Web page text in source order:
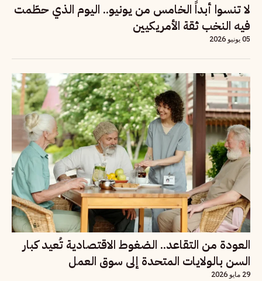
لا تنسوا أبداً الخامس من يونيو.. اليوم الذي حطّمت
فيه النخب ثقة الأمريكيين
05 يونيو 2026
العودة من التقاعد.. الضغوط الاقتصادية تُعيد كبار
السن بالولايات المتحدة إلى سوق العمل
29 مايو 2026